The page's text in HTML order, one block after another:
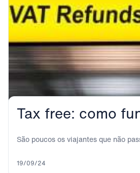
Tax free: como
São poucos os viajantes que não
19/09/24